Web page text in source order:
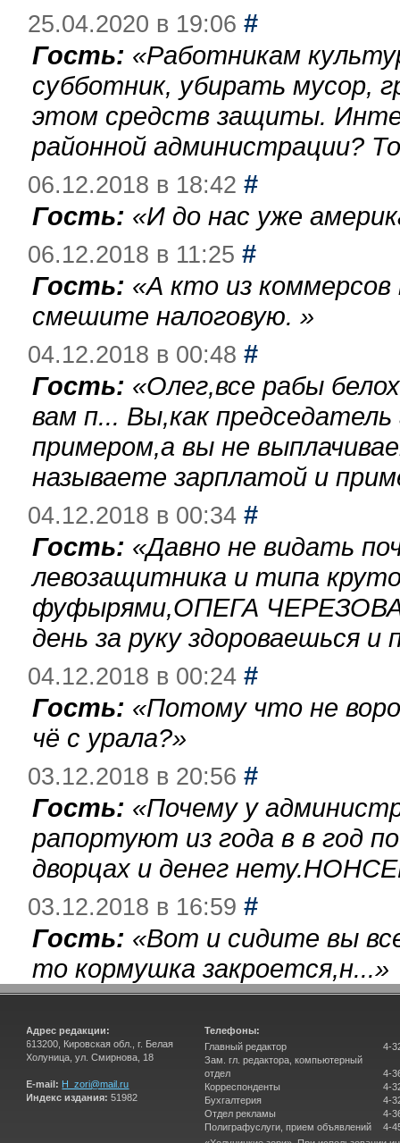
25.04.2020 в 19:06 #
Гость: «Работникам
субботник, убирать мусор,
этом средств защиты.
районной администрации?
06.12.2018 в 18:42 #
Гость: «И до нас уже
06.12.2018 в 11:25 #
Гость: «А кто из
смешите налоговую. »
04.12.2018 в 00:48 #
Гость: «Олег,все рабы
вам п... Вы,как
примером,а вы не
называете зарплатой и
04.12.2018 в 00:34 #
Гость: «Давно не видать
левозащитника и типа
фуфырями,ОПЕГА
день за руку здороваешься
04.12.2018 в 00:24 #
Гость: «Потому что не
чё с урала?»
03.12.2018 в 20:56 #
Гость: «Почему у
рапортуют из года в в год
дворцах и денег
03.12.2018 в 16:59 #
Гость: «Вот и сидите вы
то кормушка закроется,н...»
Адрес редакции:
613200, Кировская обл., г. Белая
Холуница, ул. Смирнова, 18
E-mail: H_zori@mail.ru
Индекс издания: 51982
Телефоны:
Главный редактор
Зам. гл. редактора, компьютерный
отдел
Корреспонденты
Бухгалтерия
Отдел рекламы
Полиграфуслуги, прием объявлений
4-
4-
4-
4-
4-
4-